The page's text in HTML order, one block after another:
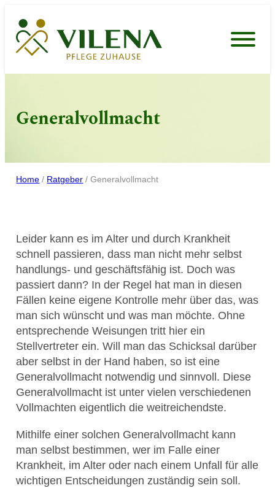
Inhalt
springen
Generalvollmacht
Home / Ratgeber /Generalvollmacht
Leider kann es im Alter und durch Krankheit
schnell passieren, dass man nicht mehr selbst
handlungs- und geschäftsfähig ist. Doch was
passiert dann? In der Regel hat man in diesen
Fällen keine eigene Kontrolle mehr über das, was
man sich wünscht und was man möchte. Ohne
entsprechende Weisungen tritt hier ein
Stellvertreter ein. Will man das Schicksal darüber
aber selbst in der Hand haben, so ist eine
Generalvollmacht notwendig und sinnvoll. Diese
Generalvollmacht ist unter vielen verschiedenen
Vollmachten eigentlich die weitreichendste.
Mithilfe einer solchen Generalvollmacht kann
man selbst bestimmen, wer im Falle einer
Krankheit, im Alter oder nach einem Unfall für alle
wichtigen Entscheidungen zuständig sein soll.